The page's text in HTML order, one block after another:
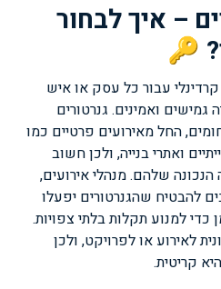
– איך לבחור
🔑
עבור כל עסק או איש
ואמינים. גנרטורים
החל מאירועים פרטיים כמו
ואתרי בנייה, ולכן חשוב
שלהם. מנהלי אירועים,
להבטיח שהגנרטורים יפעלו
כדי למנוע תקלות בלתי צפויות.
לאירוע או לפרויקט, ולכן
קריטית.